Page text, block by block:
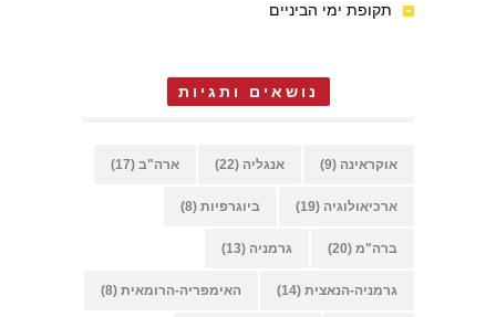
תקופת ימי הביניים
נושאים ותגיות
אוקראינה (9) אנגליה (22) ארה"ב (17)
ארכיאולוגיה (19) ביוגרפיות (8)
ברה"מ (20) גרמניה (13)
גרמניה-הנאצית (14) האימפריה-הרומאית (8)